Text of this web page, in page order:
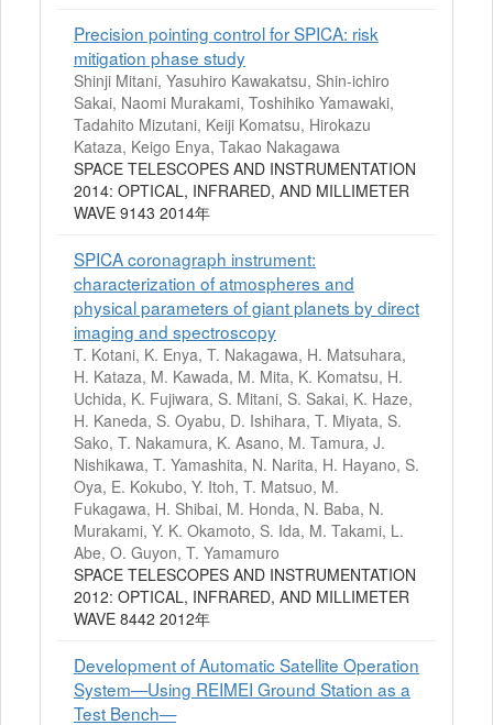
Precision pointing control for SPICA: risk
mitigation phase study
Shinji Mitani, Yasuhiro Kawakatsu, Shin-ichiro
Sakai, Naomi Murakami, Toshihiko Yamawaki,
Tadahito Mizutani, Keiji Komatsu, Hirokazu
Kataza, Keigo Enya, Takao Nakagawa
SPACE TELESCOPES AND INSTRUMENTATION
2014: OPTICAL, INFRARED, AND MILLIMETER
WAVE 9143 2014年
SPICA coronagraph instrument:
characterization of atmospheres and
physical parameters of giant planets by direct
imaging and spectroscopy
T. Kotani, K. Enya, T. Nakagawa, H. Matsuhara,
H. Kataza, M. Kawada, M. Mita, K. Komatsu, H.
Uchida, K. Fujiwara, S. Mitani, S. Sakai, K. Haze,
H. Kaneda, S. Oyabu, D. Ishihara, T. Miyata, S.
Sako, T. Nakamura, K. Asano, M. Tamura, J.
Nishikawa, T. Yamashita, N. Narita, H. Hayano, S.
Oya, E. Kokubo, Y. Itoh, T. Matsuo, M.
Fukagawa, H. Shibai, M. Honda, N. Baba, N.
Murakami, Y. K. Okamoto, S. Ida, M. Takami, L.
Abe, O. Guyon, T. Yamamuro
SPACE TELESCOPES AND INSTRUMENTATION
2012: OPTICAL, INFRARED, AND MILLIMETER
WAVE 8442 2012年
Development of Automatic Satellite Operation
System—Using REIMEI Ground Station as a
Test Bench—